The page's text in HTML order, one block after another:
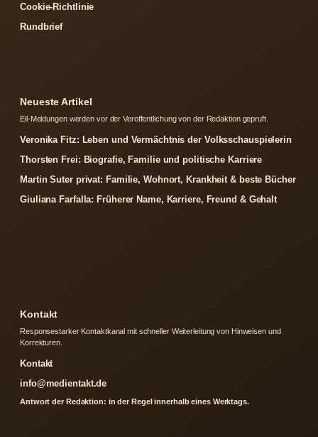
Cookie-Richtlinie
Rundbrief
Neueste Artikel
Eil-Meldungen werden vor der Veroffentlichung von der Redaktion gepruft.
Veronika Fitz: Leben und Vermächtnis der Volksschauspielerin
Thorsten Frei: Biografie, Familie und politische Karriere
Martin Suter privat: Familie, Wohnort, Krankheit & beste Bücher
Giuliana Farfalla: Früherer Name, Karriere, Freund & Gehalt
Kontakt
Responsestarker Kontaktkanal mit schneller Weiterleitung von Hinweisen und
Korrekturen.
Kontakt
info@medientakt.de
Antwort der Redaktion: in der Regel innerhalb eines Werktags.